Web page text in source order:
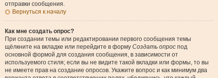
отправки сообщения.
Вернуться к началу
Как мне создать опрос?
При создании темы или редактировании первого сообщения темы
щёлкните на вкладке или перейдите в форму Создать опрос под
основной формой для создания сообщения, в зависимости от
используемого стиля; если вы не видите такой вкладки или формы, то вы
не имеете прав на создание опросов. Укажите вопрос и как минимум два